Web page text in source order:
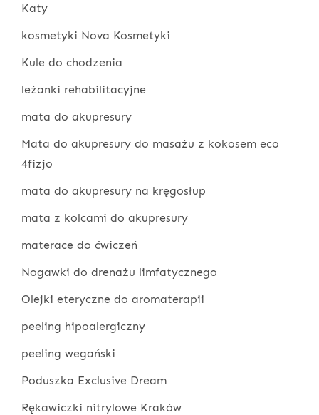
Katy
kosmetyki Nova Kosmetyki
Kule do chodzenia
leżanki rehabilitacyjne
mata do akupresury
Mata do akupresury do masażu z kokosem eco
4fizjo
mata do akupresury na kręgosłup
mata z kolcami do akupresury
materace do ćwiczeń
Nogawki do drenażu limfatycznego
Olejki eteryczne do aromaterapii
peeling hipoalergiczny
peeling wegański
Poduszka Exclusive Dream
Rękawiczki nitrylowe Kraków